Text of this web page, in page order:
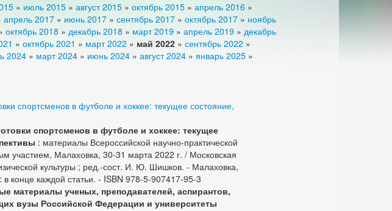
» июль 2015 » август 2015 » октябрь 2015 » апрель 2016 »
апрель 2017 » июнь 2017 » сентябрь 2017 » октябрь 2017 » ноябрь
октябрь 2018 » декабрь 2018 » март 2019 » апрель 2019 » декабрь
» октябрь 2021 » март 2022 » май 2022 » сентябрь 2022 »
2024 » март 2024 » июнь 2024 » август 2024 » январь 2025 »
спортсменов в футболе и хоккее: текущее состояние,
спортсменов в футболе и хоккее: текущее
: материалы Всероссийской научно-практической
участием, Малаховка, 30-31 марта 2022 г. / Московская
культуры ; ред.-сост. И. Ю. Шишков. - Малаховка,
конце каждой статьи. - ISBN 978-5-907417-95-3
материалы ученых, преподавателей, аспирантов,
вузы Российской Федерации и университеты